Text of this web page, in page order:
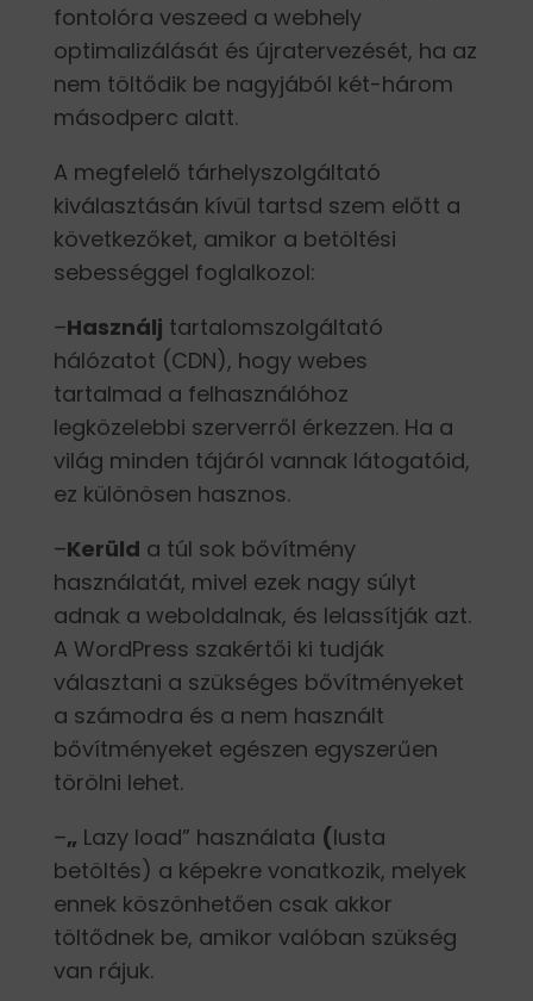
fontolóra veszeed a webhely
optimalizálását és újratervezését, ha az
nem töltődik be nagyjából két-három
másodperc alatt.
A megfelelő tárhelyszolgáltató
kiválasztásán kívül tartsd szem előtt a
következőket, amikor a betöltési
sebességgel foglalkozol:
–Használj tartalomszolgáltató
hálózatot (CDN), hogy webes
tartalmad a felhasználóhoz
legközelebbi szerverről érkezzen. Ha a
világ minden tájáról vannak látogatóid,
ez különösen hasznos.
–Kerüld a túl sok bővítmény
használatát, mivel ezek nagy súlyt
adnak a weboldalnak, és lelassítják azt.
A WordPress szakértői ki tudják
választani a szükséges bővítményeket
a számodra és a nem használt
bővítményeket egészen egyszerűen
törölni lehet.
–„ Lazy load” használata (lusta
betöltés) a képekre vonatkozik, melyek
ennek köszönhetően csak akkor
töltődnek be, amikor valóban szükség
van rájuk.